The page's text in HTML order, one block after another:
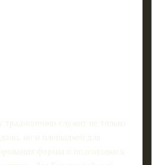
служит не только
но и площадкой для
формы и подготовки к